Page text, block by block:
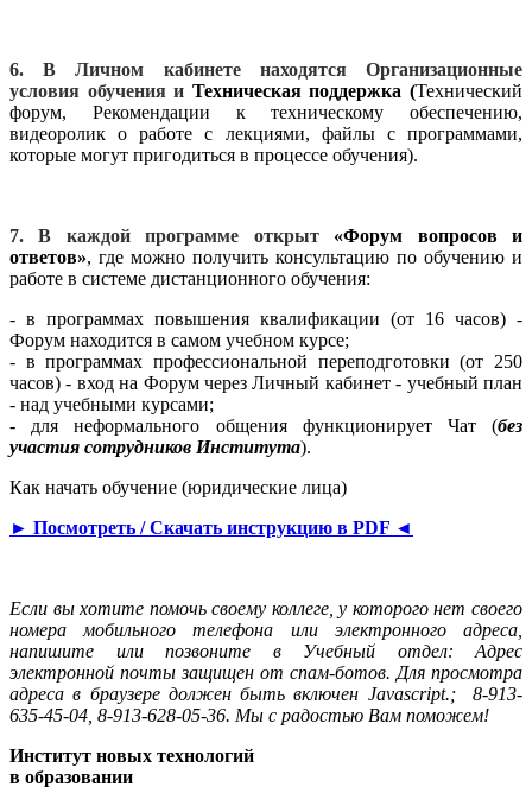
6. В Личном кабинете находятся Организационные
условия обучения и Техническая поддержка (Технический
форум, Рекомендации к техническому обеспечению,
видеоролик о работе с лекциями, файлы с программами,
которые могут пригодиться в процессе обучения).
7. В каждой программе открыт«Форум вопросов и
ответов», где можно получить консультацию по обучению и
работе в системе дистанционного обучения:
- в программах повышения квалификации (от 16 часов) -
Форум находится в самом учебном курсе;
- в программах профессиональной переподготовки (от 250
часов) - вход на Форум через Личный кабинет - учебный план
- над учебными курсами;
- для неформального общения функционирует Чат (без
участия сотрудников Института).
Как начать обучение (юридические лица)
► Посмотреть / Cкачать инструкцию в PDF ◄
Если вы хотите помочь своему коллеге, у которого нет своего
номера мобильного телефона или электронного адреса,
напишите или позвоните в Учебный отдел: Адрес
электронной почты защищен от спам-ботов. Для просмотра
адреса в браузере должен быть включен Javascript.; 8-913-
635-45-04, 8-913-628-05-36. Мы с радостью Вам поможем!
Институт новых технологий
в образовании